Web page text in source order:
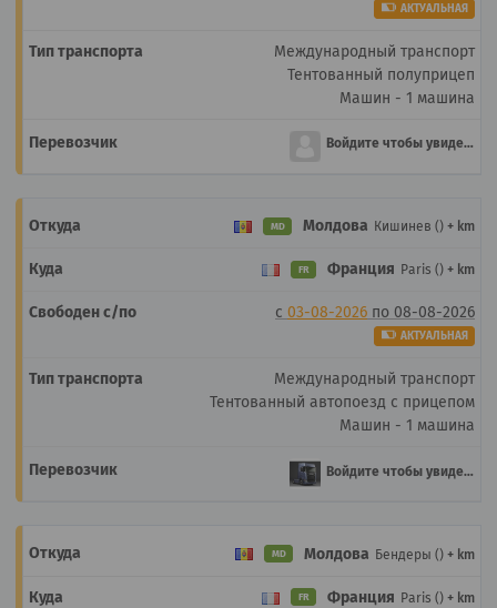
АКТУАЛЬНАЯ
Международный транспорт
Тентованный полуприцеп
Машин - 1 машина
Войдите чтобы увидеть
MD Молдова Кишинев () + km
FR Франция Paris () + km
с 03-08-2026 по 08-08-2026
АКТУАЛЬНАЯ
Международный транспорт
Тентованный автопоезд с прицепом
Машин - 1 машина
Войдите чтобы увидеть
MD Молдова Бендеры () + km
FR Франция Paris () + km